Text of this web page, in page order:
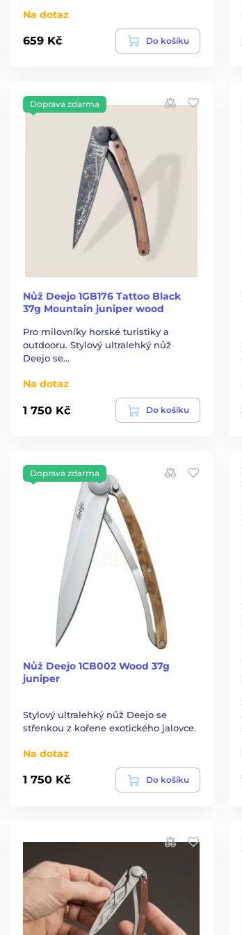
Na dotaz
659 Kč Do košíku
Doprava zdarma
Nůž Deejo 1GB176 Tattoo Black
37g Mountain juniper wood
Pro milovníky horské turistiky a
outdooru. Stylový ultralehký nůž
Deejo se…
Na dotaz
1 750 Kč Do košíku
Doprava zdarma
Nůž Deejo 1CB002 Wood 37g
juniper
Stylový ultralehký nůž Deejo se
střenkou z kořene exotického jalovce.
Na dotaz
1 750 Kč Do košíku